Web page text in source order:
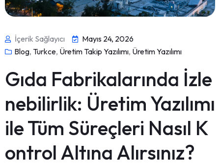
İçerik Sağlayıcı
Mayıs 24, 2026
Blog, Turkce, Üretim Takip Yazılımı, Üretim Yazılımı
Gıda Fabrikalarında İzle
nebilirlik: Üretim Yazılımı
ile Tüm Süreçleri Nasıl K
ontrol Altına Alırsınız?